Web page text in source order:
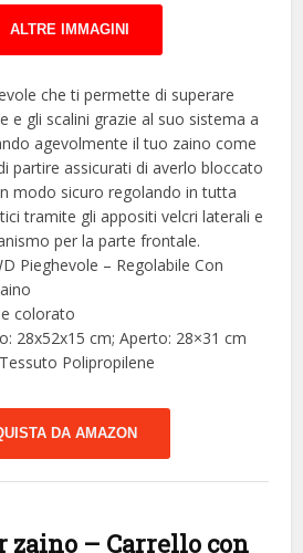
ALTRE IMMAGINI
che ti permette di superare
e gli scalini grazie al suo sistema a
agevolmente il tuo zaino come
partire assicurati di averlo bloccato
modo sicuro regolando in tutta
tramite gli appositi velcri laterali e
per la parte frontale.
Pieghevole – Regolabile Con
colorato
28x52x15 cm; Aperto: 28×31 cm
Polipropilene
DA AMAZON
zaino – Carrello con